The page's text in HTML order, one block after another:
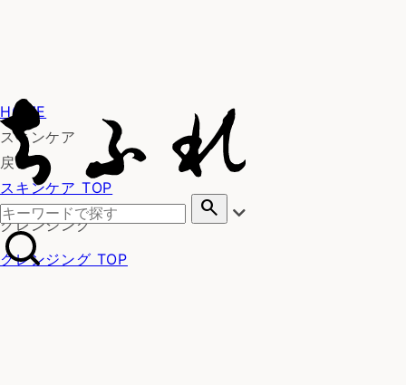
search
HOME
スキンケア
戻る
スキンケア TOP
クレンジング
クレンジング TOP